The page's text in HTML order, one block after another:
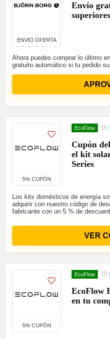
ENVIO OFERTA
Envío
Ahora puedes comprar lo último
gratuito automático si tu pedido
5% CUPÓN
EcoFlow
Cupón
el kit
Series
Los kits domésticos de energía
adquirir con nuestro código de
fabricante con un 5 % de
VER
5% CUPÓN
EcoFlow
EcoFlow
en tu